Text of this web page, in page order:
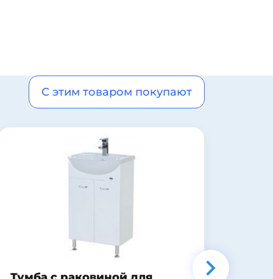
С этим товаром покупают